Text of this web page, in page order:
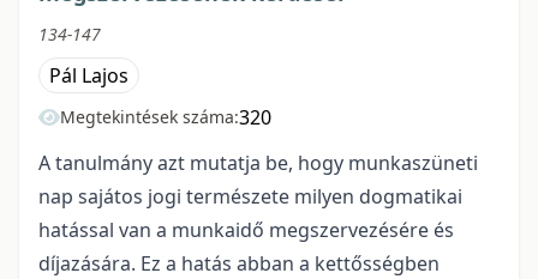
134-147
Pál Lajos
Megtekintések száma:320
A tanulmány azt mutatja be, hogy munkaszüneti
nap sajátos jogi természete milyen dogmatikai
hatással van a munkaidő megszervezésére és
díjazására. Ez a hatás abban a kettősségben